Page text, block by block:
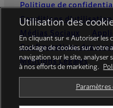
Politique de
Conditions d’utilisation
Médias Sociaux
Configurations des
Mentions Légales
Global site
Utilisation des
En cliquant sur « Autoriser les
stockage de cookies sur votre
navigation sur le site,
à nos efforts de marketing.
Paramètres